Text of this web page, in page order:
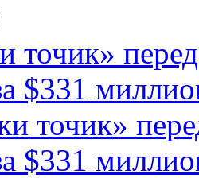
точик»
$331